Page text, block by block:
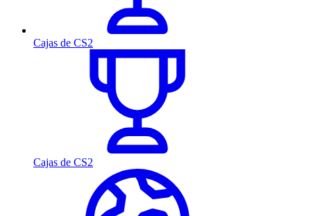
Cajas de CS2
Cajas de CS2